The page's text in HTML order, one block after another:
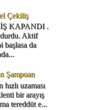
Çekiliş
KAPANDI .
Aktif
başlasa da
Şampuan
uzaması
bir arayış
tereddüt e...